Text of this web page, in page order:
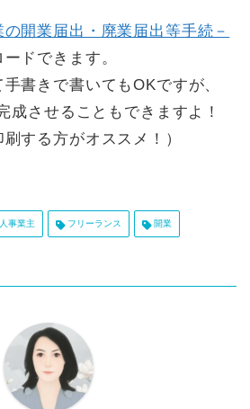
開業届出・廃業届出等手続－
ドできます。
書きで書いてもOKですが、
成させることもできますよ！
する方がオススメ！）
事業主 フリーランス 開業